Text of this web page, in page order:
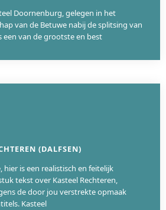
Doornenburg, gelegen in het
van de Betuwe nabij de splitsing van
een van de grootste en best
(DALFSEN)
hier is een realistisch en feitelijk
tekst over Kasteel Rechteren,
de door jou verstrekte opmaak
Kasteel